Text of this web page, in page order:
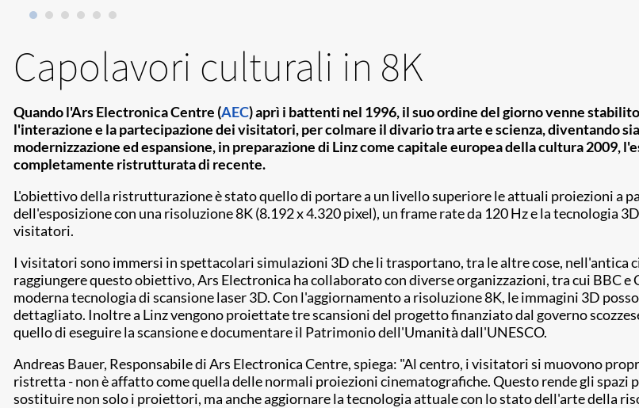
Capolavori culturali in 8K
Quando l'Ars Electronica Centre (AEC) aprì i battenti nel 1996, il suo ordine del giorno venne
l'interazione e la partecipazione dei visitatori, per colmare il divario tra arte e scienza, diventando
modernizzazione ed espansione, in preparazione di Linz come capitale europea della cultura 2009,
completamente ristrutturata di recente.
L'obiettivo della ristrutturazione è stato quello di portare a un livello superiore le attuali proiezioni a
dell'esposizione con una risoluzione 8K (8.192 x 4.320 pixel), un frame rate da 120 Hz e la tecnologia
visitatori.
I visitatori sono immersi in spettacolari simulazioni 3D che li trasportano, tra le altre cose, nell'antica
raggiungere questo obiettivo, Ars Electronica ha collaborato con diverse organizzazioni, tra cui BBC
moderna tecnologia di scansione laser 3D. Con l'aggiornamento a risoluzione 8K, le immagini 3D
dettagliato. Inoltre a Linz vengono proiettate tre scansioni del progetto finanziato dal governo
quello di eseguire la scansione e documentare il Patrimonio dell'Umanità dall'UNESCO.
Andreas Bauer, Responsabile di Ars Electronica Centre, spiega: "Al centro, i visitatori si muovono
ristretta - non è affatto come quella delle normali proiezioni cinematografiche. Questo rende gli spazi
sostituire non solo i proiettori, ma anche aggiornare la tecnologia attuale con lo stato dell'arte della